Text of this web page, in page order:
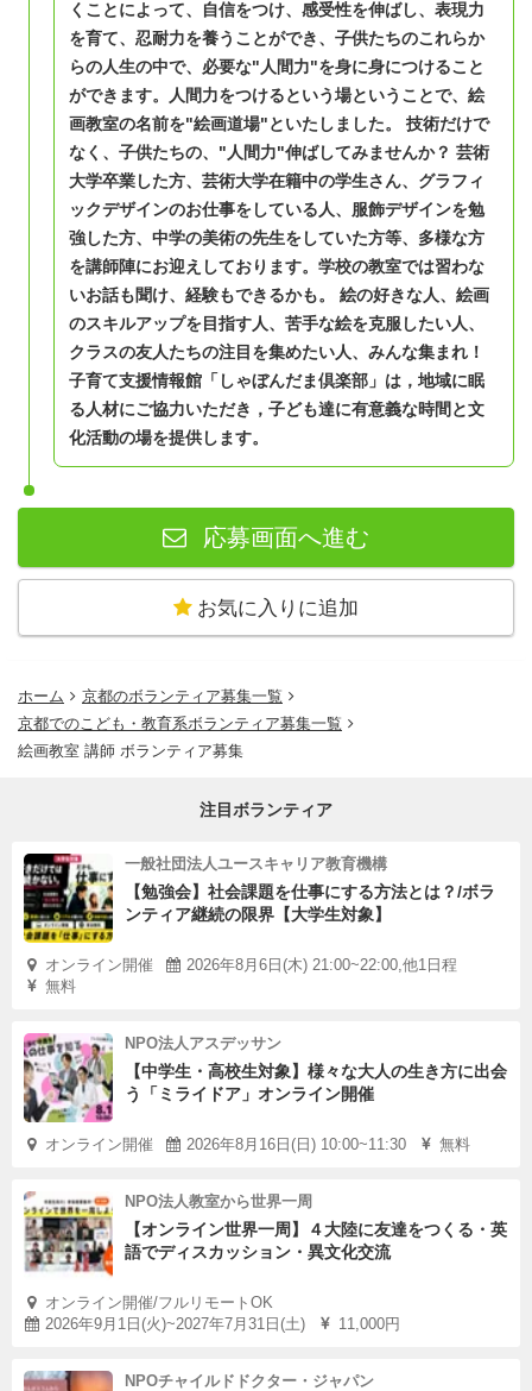
くことによって、自信をつけ、感受性を伸ばし、表現力
を育て、忍耐力を養うことができ、子供たちのこれらか
らの人生の中で、必要な"人間力"を身に身につけること
ができます。人間力をつけるという場ということで、絵
画教室の名前を"絵画道場"といたしました。 技術だけで
なく、子供たちの、"人間力"伸ばしてみませんか？ 芸術
大学卒業した方、芸術大学在籍中の学生さん、グラフィ
ックデザインのお仕事をしている人、服飾デザインを勉
強した方、中学の美術の先生をしていた方等、多様な方
を講師陣にお迎えしております。学校の教室では習わな
いお話も聞け、経験もできるかも。 絵の好きな人、絵画
のスキルアップを目指す人、苦手な絵を克服したい人、
クラスの友人たちの注目を集めたい人、みんな集まれ！
子育て支援情報館「しゃぼんだま倶楽部」は，地域に眠
る人材にご協力いただき，子ども達に有意義な時間と文
化活動の場を提供します。
応募画面へ進む
お気に入りに追加
ホーム
京都のボランティア募集一覧
京都でのこども・教育系ボランティア募集一覧
絵画教室 講師 ボランティア募集
注目ボランティア
一般社団法人ユースキャリア教育機構
【勉強会】社会課題を仕事にする方法とは？/ボラ
ンティア継続の限界【大学生対象】
オンライン開催
2026年8月6日(木) 21:00~22:00,他1日程
無料
NPO法人アスデッサン
【中学生・高校生対象】様々な大人の生き方に出会
う「ミライドア」オンライン開催
オンライン開催 2026年8月16日(日) 10:00~11:30 無料
NPO法人教室から世界一周
【オンライン世界一周】４大陸に友達をつくる・英
語でディスカッション・異文化交流
オンライン開催/フルリモートOK
2026年9月1日(火)~2027年7月31日(土)
11,000円
NPOチャイルドドクター・ジャパン